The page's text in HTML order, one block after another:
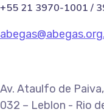
+55 21 3970-1001 /
Av. Ataulfo de
032 – Leblon - Rio